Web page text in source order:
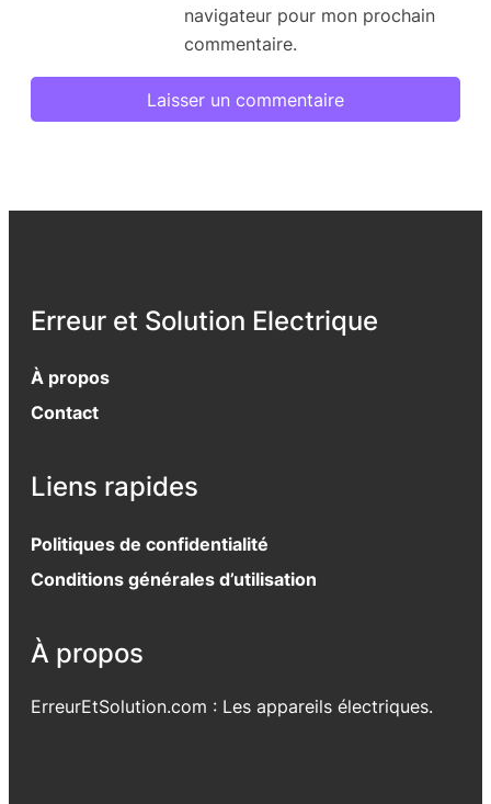
navigateur pour mon prochain
commentaire.
Erreur et Solution Electrique
À propos
Contact
Liens rapides
Politiques de confidentialité
Conditions générales d’utilisation
À propos
ErreurEtSolution.com : Les appareils électriques.